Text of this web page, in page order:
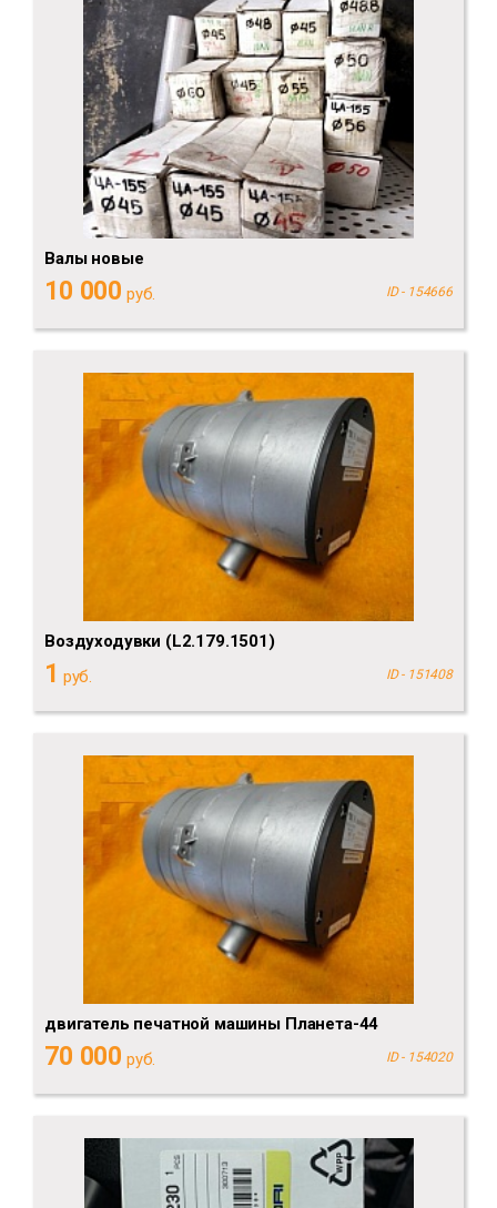
Валы новые
10 000 руб. ID - 154666
Воздуходувки (L2.179.1501)
1 руб. ID - 151408
двигатель печатной машины Планета-44
70 000 руб. ID - 154020